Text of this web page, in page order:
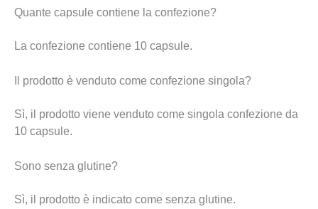
Quante capsule contiene la confezione?
La confezione contiene 10 capsule.
Il prodotto è venduto come confezione singola?
Sì, il prodotto viene venduto come singola confezione da
10 capsule.
Sono senza glutine?
Sì, il prodotto è indicato come senza glutine.